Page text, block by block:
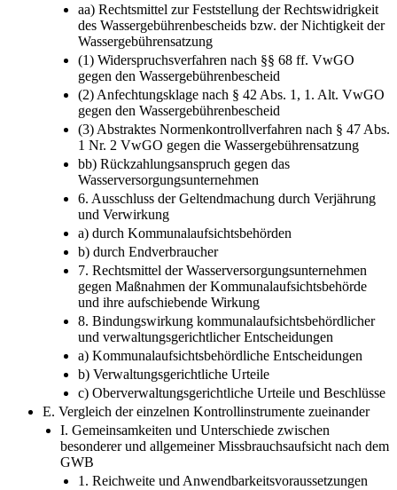
aa) Rechtsmittel zur Feststellung der Rechtswidrigkeit
des Wassergebührenbescheids bzw. der Nichtigkeit der
Wassergebührensatzung
(1) Widerspruchsverfahren nach §§ 68 ff. VwGO
gegen den Wassergebührenbescheid
(2) Anfechtungsklage nach § 42 Abs. 1, 1. Alt. VwGO
gegen den Wassergebührenbescheid
(3) Abstraktes Normenkontrollverfahren nach § 47 Abs.
1 Nr. 2 VwGO gegen die Wassergebührensatzung
bb) Rückzahlungsanspruch gegen das
Wasserversorgungsunternehmen
6. Ausschluss der Geltendmachung durch Verjährung
und Verwirkung
a) durch Kommunalaufsichtsbehörden
b) durch Endverbraucher
7. Rechtsmittel der Wasserversorgungsunternehmen
gegen Maßnahmen der Kommunalaufsichtsbehörde
und ihre aufschiebende Wirkung
8. Bindungswirkung kommunalaufsichtsbehördlicher
und verwaltungsgerichtlicher Entscheidungen
a) Kommunalaufsichtsbehördliche Entscheidungen
b) Verwaltungsgerichtliche Urteile
c) Oberverwaltungsgerichtliche Urteile und Beschlüsse
E. Vergleich der einzelnen Kontrollinstrumente zueinander
I. Gemeinsamkeiten und Unterschiede zwischen
besonderer und allgemeiner Missbrauchsaufsicht nach dem
GWB
1. Reichweite und Anwendbarkeitsvoraussetzungen